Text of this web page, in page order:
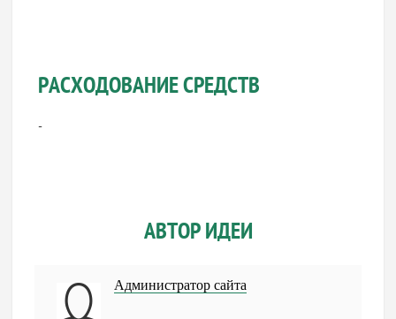
РАСХОДОВАНИЕ СРЕДСТВ
-
АВТОР ИДЕИ
Администратор сайта